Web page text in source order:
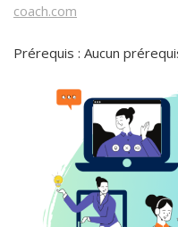
coach.com
Prérequis : Aucun